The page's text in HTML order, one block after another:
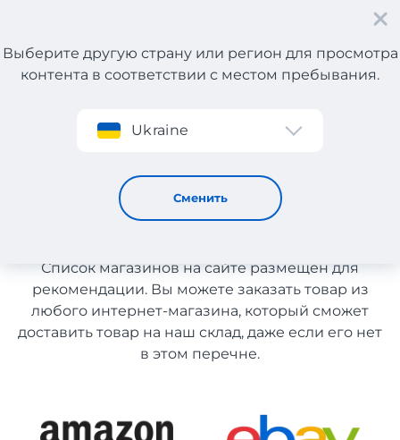
Регистрация
Выберите другую страну или регион для просмотра
контента в соответствии с местом пребывания.
Ukraine
Сменить
Спортивные товары с Польши
Спортивные товары с
Польши
Список магазинов на сайте размещен для
рекомендации. Вы можете заказать товар из
любого интернет-магазина, который сможет
доставить товар на наш склад, даже если его нет
в этом перечне.